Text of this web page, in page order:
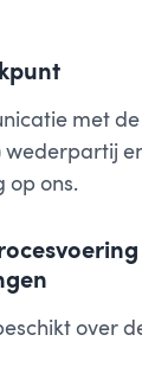
met
op ons.
over